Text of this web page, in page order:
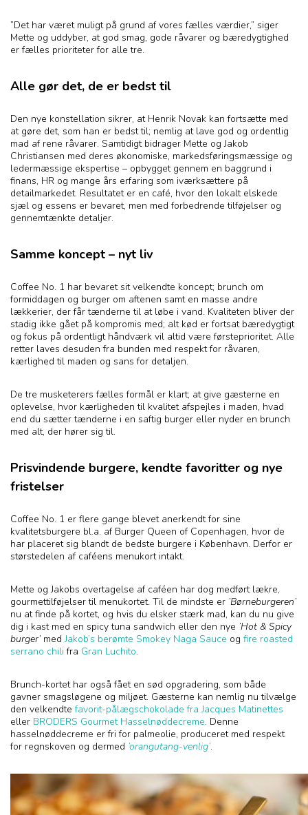
”Det har været muligt på grund af vores fælles værdier,” siger
Mette og uddyber, at god smag, gode råvarer og bæredygtighed
er fælles prioriteter for alle tre.
Alle gør det, de er bedst til
Den nye konstellation sikrer, at Henrik Novak kan fortsætte med
at gøre det, som han er bedst til; nemlig at lave god og ordentlig
mad af rene råvarer. Samtidigt bidrager Mette og Jakob
Christiansen med deres økonomiske, markedsføringsmæssige og
ledermæssige ekspertise – opbygget gennem en baggrund i
finans, HR og mange års erfaring som iværksættere på
detailmarkedet. Resultatet er en café, hvor den lokalt elskede
sjæl og essens er bevaret, men med forbedrende tilføjelser og
gennemtænkte detaljer.
Samme koncept – nyt liv
Coffee No. 1 har bevaret sit velkendte koncept; brunch om
formiddagen og burger om aftenen samt en masse andre
lækkerier, der får tænderne til at løbe i vand. Kvaliteten bliver der
stadig ikke gået på kompromis med; alt kød er fortsat bæredygtigt
og fokus på ordentligt håndværk vil altid være førsteprioritet. Alle
retter laves desuden fra bunden med respekt for råvaren,
kærlighed til maden og sans for detaljen.
De tre musketerers fælles formål er klart; at give gæsterne en
oplevelse, hvor kærligheden til kvalitet afspejles i maden, hvad
end du sætter tænderne i en saftig burger eller nyder en brunch
med alt, der hører sig til.
Prisvindende burgere, kendte favoritter og nye
fristelser
Coffee No. 1 er flere gange blevet anerkendt for sine
kvalitetsburgere bl.a. af Burger Queen of Copenhagen, hvor de
har placeret sig blandt de bedste burgere i København. Derfor er
størstedelen af caféens menukort intakt.
Mette og Jakobs overtagelse af caféen har dog medført lækre,
gourmettilføjelser til menukortet. Til de mindste er ’Børneburgeren’
nu at finde på kortet, og hvis du elsker stærk mad, kan du nu give
dig i kast med en spicy tuna sandwich eller den nye ’Hot & Spicy
burger’ medJakob’s berømte Smokey Naga Sauce og fire roasted
serrano chili fra Gran Luchito.
Brunch-kortet har også fået en sød opgradering, som både
gavner smagsløgene og miljøet. Gæsterne kan nemlig nu tilvælge
den velkendtefavorit-pålægschokolade fra Jacques Matinettes
eller BRODERS Gourmet Hasselnøddecreme. Denne
hasselnøddecreme er fri for palmeolie, produceret med respekt
for regnskoven og dermed ’orangutang-venlig’.